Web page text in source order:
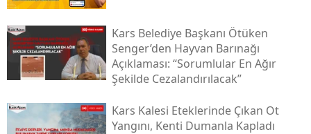
Kars Belediye Başkanı Ötüken
Senger’den Hayvan Barınağı
Açıklaması: “sorumlular En Ağır
Şekilde Cezalandırılacak”
Kars Kalesi Eteklerinde Çıkan Ot
Yangını, Kenti Dumanla Kapladı